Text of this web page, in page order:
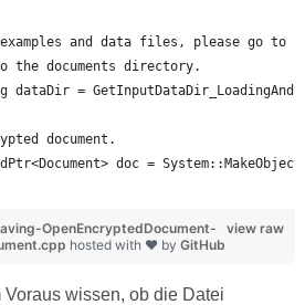
and data files, please go to
the documents directory.
dataDir =
document.
doc =
view raw
OpenEncryptedDocument-
hosted with ❤ by GitHub
wissen, ob die Datei